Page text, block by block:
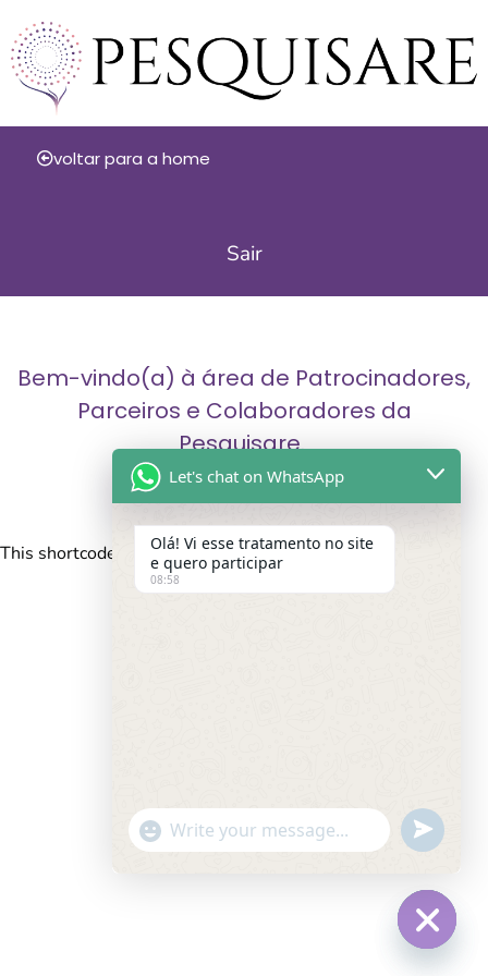
voltar para a home
Sair
Bem-vindo(a) à área de Patrocinadores,
Parceiros e Colaboradores da
Pesquisare.
This shortcode is forlogged-inusers only
Let's chat on WhatsApp
Olá! Vi esse tratamento no site
e quero participar
08:58
"+chaty_settings.lang.emoji_picker+"
WhatsApp Message